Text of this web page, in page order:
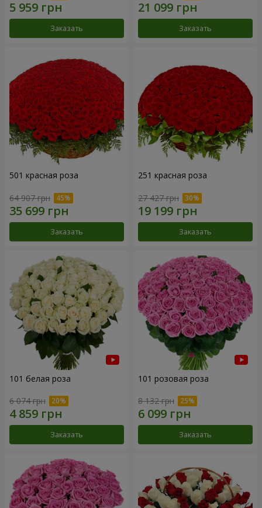
Заказать Заказать
501 красная роза
64 907 грн
Заказать
251 красная роза
27 427 грн
Заказать
101 белая роза
6 074 грн
Заказать
101 розовая роза
8 132 грн
Заказать